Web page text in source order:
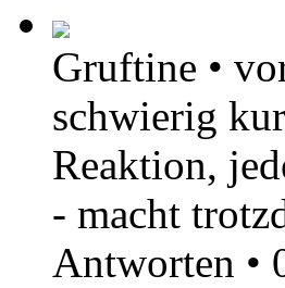
Gruftine •
schwierig
Reaktion,
- macht
Antworten •